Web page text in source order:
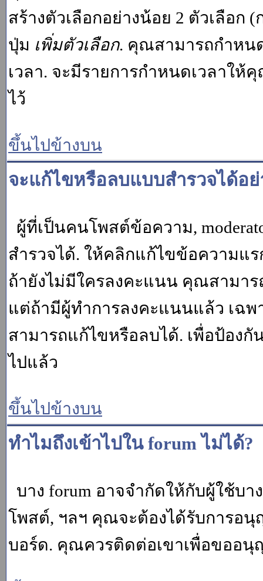
สร้างตัวเลือกอย่างน้อย 2 ตัวเลือก
ปุ่ม เพิ่มตัวเลือก. คุณสามารถกำหน
เวลา. จะมีรายการกำหนดเวลาให้
ไว้
ขึ้นไปข้างบน
จะแก้ไขหรือลบแบบสำรวจได้อย่
ผู้ที่เป็นคนโพสต์ข้อความ,
สำรวจได้. ให้คลิกแก้ไขข้อความแ
ถ้ายังไม่มีใครลงคะแนน คุณสามา
แต่ถ้ามีผู้ทำการลงคะแนนแล้ว เฉพา
สามารถแก้ไขหรือลบได้. เพื่อป้อง
ไปแล้ว
ขึ้นไปข้างบน
ทำไมถึงเข้าไปใน forum ไม่ได้?
บาง forum อาจจำกัดให้กับผู้ใช้บ
โพสต์, ฯลฯ คุณจะต้องได้รับการอนุ
บอร์ด. คุณควรติดต่อเขาเพื่อขออนุ